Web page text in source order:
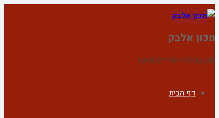
מכון אלבק
מכון בלתי תלוי למחקר
דף הבית